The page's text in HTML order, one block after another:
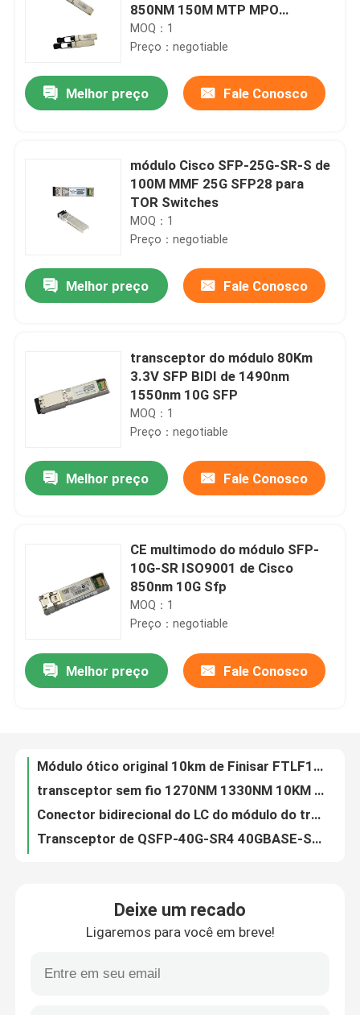
Produtos
Sobre nós
Contacte-nos
Notícia
Produtos de IA da Nvidia
850NM 150M MTP MPO
compatível
MOQ：1
Preço：negotiable
Melhor preço Fale Conosco
módulo Cisco SFP-25G-SR-S de
100M MMF 25G SFP28 para
TOR Switches
MOQ：1
Preço：negotiable
Melhor preço Fale Conosco
transceptor do módulo 80Km
3.3V SFP BIDI de 1490nm
1550nm 10G SFP
MOQ：1
Preço：negotiable
Melhor preço Fale Conosco
CE multimodo do módulo SFP-
10G-SR ISO9001 de Cisco
850nm 10G Sfp
MOQ：1
Preço：negotiable
Melhor preço Fale Conosco
transceptor dos ethernet 10G do módulo 10KM de 1490nm 1310nm 1.25G Bidi Sfp
Módulo ótico 10km de Finisar FTLF1436P3BCL 32G SFP+
transceptor ótico QSFP-100G-CWDM4-S de 1310nm 2km SMF 100G-CWDM4 QSFP28
Conector compatível do módulo 10GBASE-LR LC de SFP-10G-LR-S Cisco SFP
Deixe um recado
Ligaremos para você em breve!